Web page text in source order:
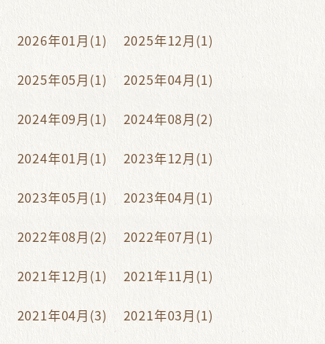
2026年01月(1) 2025年12月(1)
2025年05月(1) 2025年04月(1)
2024年09月(1) 2024年08月(2)
2024年01月(1) 2023年12月(1)
2023年05月(1) 2023年04月(1)
2022年08月(2) 2022年07月(1)
2021年12月(1) 2021年11月(1)
2021年04月(3) 2021年03月(1)